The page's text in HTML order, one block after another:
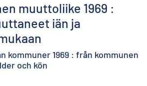
muuttoliike 1969 :
iän ja
kommuner 1969 : från kommunen
och kön